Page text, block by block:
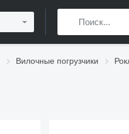
Вилочные погрузчики